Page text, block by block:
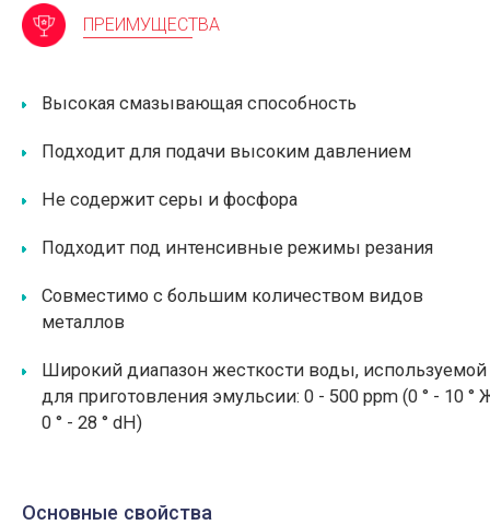
ПРЕИМУЩЕСТВА
Высокая смазывающая способность
Подходит для подачи высоким давлением
Не содержит серы и фосфора
Подходит под интенсивные режимы резания
Совместимо с большим количеством видов
металлов
Широкий диапазон жесткости воды, используемой
для приготовления эмульсии: 0 - 500 ppm (0 ° - 10 °
0 ° - 28 ° dH)
Основные свойства